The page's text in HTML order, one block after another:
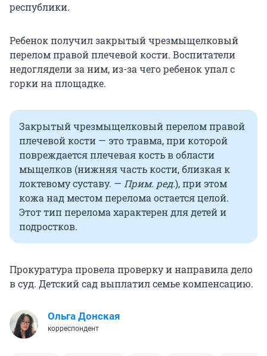
республики.
Ребенок получил закрытый чрезмыщелковый
перелом правой плечевой кости. Воспитатели
недоглядели за ним, из-за чего ребенок упал с
горки на площадке.
Закрытый чрезмыщелковый перелом правой
плечевой кости — это травма, при которой
повреждается плечевая кость в области
мыщелков (нижняя часть кости, близкая к
локтевому суставу. — Прим. ред.), при этом
кожа над местом перелома остается целой.
Этот тип перелома характерен для детей и
подростков.
Прокуратура провела проверку и направила дело
в суд. Детский сад выплатил семье компенсацию.
Ольга Донская
корреспондент